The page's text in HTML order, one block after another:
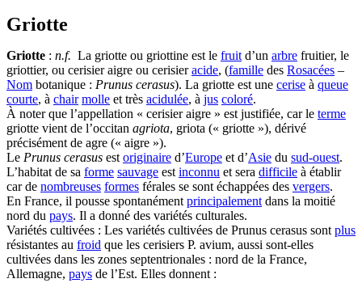
Griotte
Griotte : n.f. La griotte ou griottine est le fruit d’un arbre fruitier, le
griottier, ou cerisier aigre ou cerisieracide, (famille des Rosacées –
Nom botanique : Prunus cerasus). La griotte est une cerise à queue
courte, à chair molle et très acidulée, à jus coloré.
À noter que l’appellation « cerisier aigre » est justifiée, car le terme
griotte vient de l’occitan agriota, griota (« griotte »), dérivé
précisément de agre (« aigre »).
Le Prunus cerasus est originaire d’Europe et d’Asie du sud-ouest.
L’habitat de sa forme sauvage est inconnu et sera difficile à établir
car de nombreuses formes férales se sont échappées des vergers.
En France, il pousse spontanément principalement dans la moitié
nord du pays. Il a donné des variétés culturales.
Variétés cultivées : Les variétés cultivées de Prunus cerasus sont plus
résistantes au froid que les cerisiers P. avium, aussi sont-elles
cultivées dans les zones septentrionales : nord de la France,
Allemagne, pays de l’Est. Elles donnent :